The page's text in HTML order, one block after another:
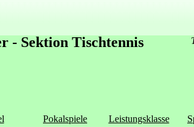
- Sektion Tischtennis
Pokalspiele Leistungsklasse